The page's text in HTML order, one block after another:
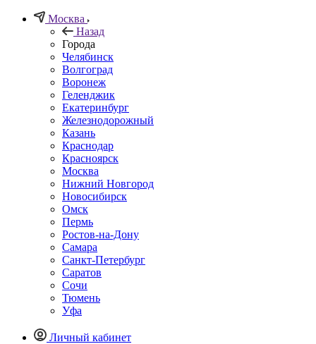
Москва
Назад
Города
Челябинск
Волгоград
Воронеж
Геленджик
Екатеринбург
Железнодорожный
Казань
Краснодар
Красноярск
Москва
Нижний Новгород
Новосибирск
Омск
Пермь
Ростов-на-Дону
Самара
Санкт-Петербург
Саратов
Сочи
Тюмень
Уфа
Личный кабинет